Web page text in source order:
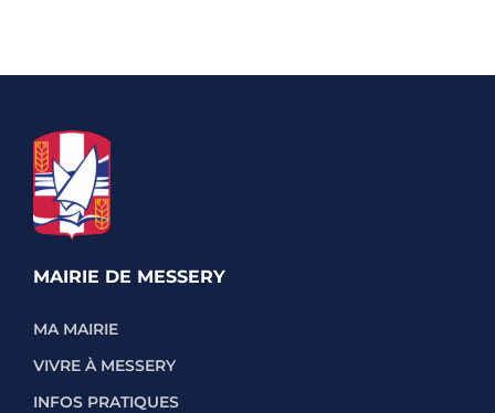
MAIRIE DE MESSERY
MA MAIRIE
VIVRE À MESSERY
INFOS PRATIQUES